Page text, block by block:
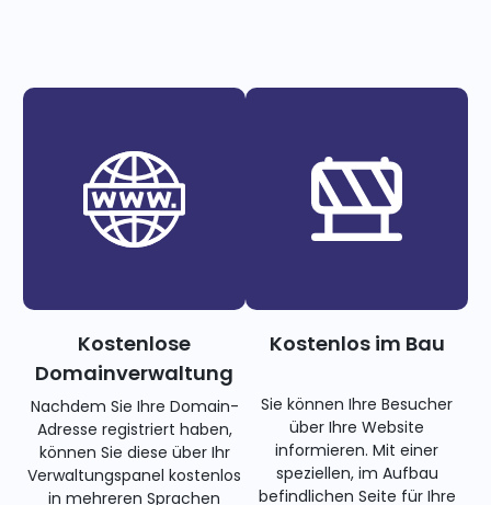
Kostenlose
Domainverwaltung
Nachdem Sie Ihre Domain-
Adresse registriert haben,
können Sie diese über Ihr
Verwaltungspanel kostenlos
in mehreren Sprachen
Kostenlos im Bau
Sie können Ihre Besucher
über Ihre Website
informieren. Mit einer
speziellen, im Aufbau
befindlichen Seite für Ihre